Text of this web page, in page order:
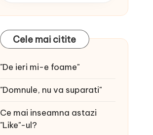
Cele mai citite
"De ieri mi-e foame"
"Domnule, nu va suparati"
Ce mai inseamna astazi
"Like"-ul?